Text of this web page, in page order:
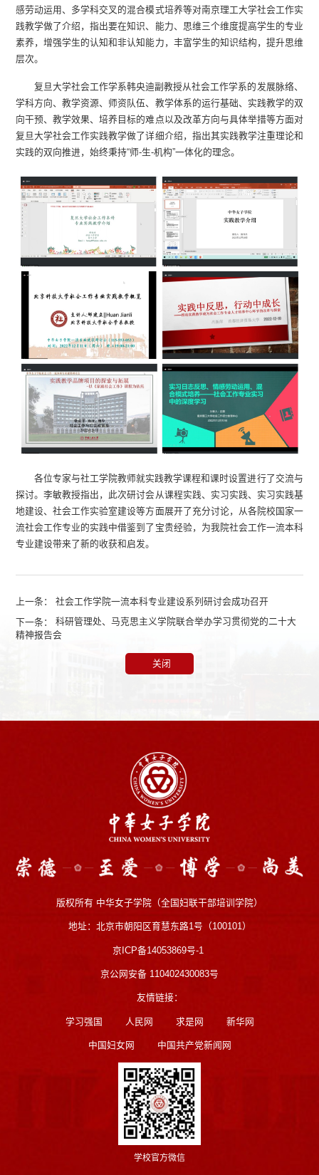
感劳动运用、多学科交叉的混合模式培养等对南京理工大学社会工作实
践教学做了介绍，指出要在知识、能力、思维三个维度提高学生的专业
素养，增强学生的认知和非认知能力，丰富学生的知识结构，提升思维
层次。
复旦大学社会工作学系韩央迪副教授从社会工作学系的发展脉络、
学科方向、教学资源、师资队伍、教学体系的运行基础、实践教学的双
向干预、教学效果、培养目标的难点以及改革方向与具体举措等方面对
复旦大学社会工作实践教学做了详细介绍，指出其实践教学注重理论和
实践的双向推进，始终秉持“师-生-机构”一体化的理念。
各位专家与社工学院教师就实践教学课程和课时设置进行了交流与
探讨。李敏教授指出，此次研讨会从课程实践、实习实践、实习实践基
地建设、社会工作实验室建设等方面展开了充分讨论，从各院校国家一
流社会工作专业的实践中借鉴到了宝贵经验，为我院社会工作一流本科
专业建设带来了新的收获和启发。
上一条：社会工作学院一流本科专业建设系列研讨会成功召开
下一条：科研管理处、马克思主义学院联合举办学习贯彻党的二十大
精神报告会
关闭
版权所有 中华女子学院（全国妇联干部培训学院）
地址：北京市朝阳区育慧东路1号（100101）
京ICP备14053869号-1
京公网安备 110402430083号
友情链接：
学习强国 人民网 求是网 新华网
中国妇女网 中国共产党新闻网
学校官方微信